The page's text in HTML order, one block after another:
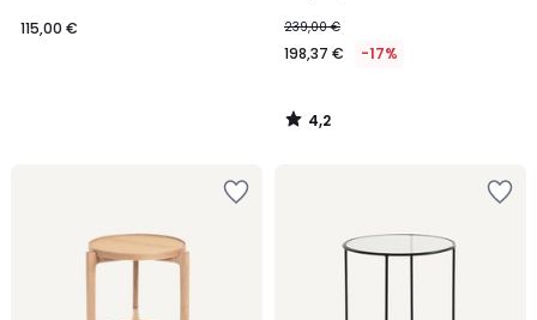
115,00 €
239,00 €
198,37 € -17%
4,2
/